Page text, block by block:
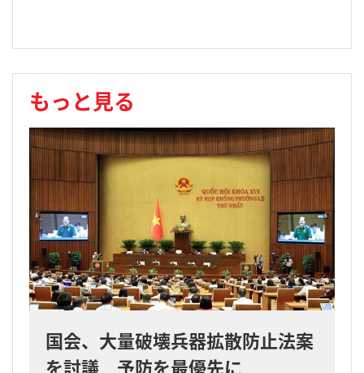
もっと見る
国会、大量破壊兵器拡散防止法案
を討議 予防を最優先に